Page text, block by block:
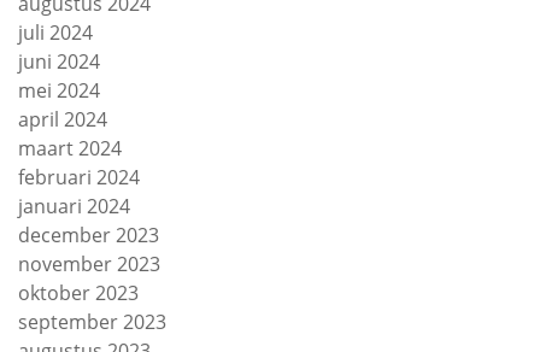
juli 2024
juni 2024
mei 2024
april 2024
maart 2024
februari 2024
januari 2024
december 2023
november 2023
oktober 2023
september 2023